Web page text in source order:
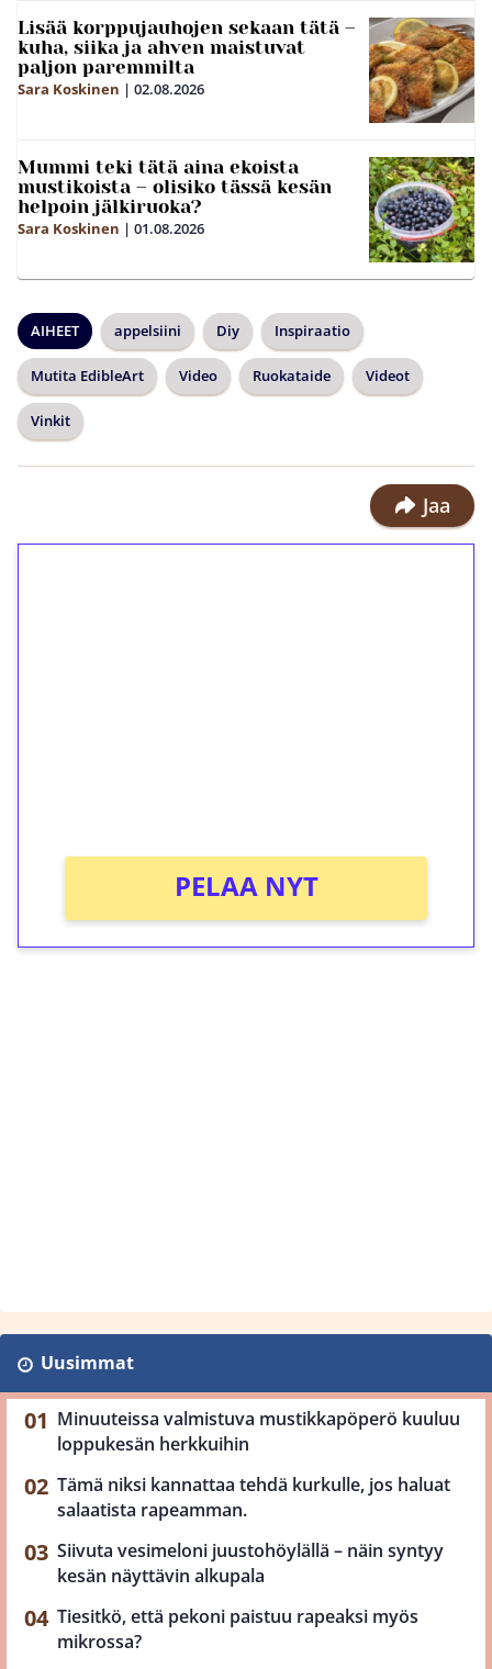
Lisää korppujauhojen sekaan tätä –
kuha, siika ja ahven maistuvat
paljon paremmilta
Sara Koskinen | 02.08.2026
Mummi teki tätä aina ekoista
mustikoista – olisiko tässä kesän
helpoin jälkiruoka?
Sara Koskinen | 01.08.2026
AIHEET appelsiini Diy Inspiraatio
Mutita EdibleArt Video Ruokataide Videot
Vinkit
Jaa
PELAA NYT
Uusimmat
Minuuteissa valmistuva mustikkapöperö kuuluu
loppukesän herkkuihin
Tämä niksi kannattaa tehdä kurkulle, jos haluat
salaatista rapeamman.
Siivuta vesimeloni juustohöylällä – näin syntyy
kesän näyttävin alkupala
Tiesitkö, että pekoni paistuu rapeaksi myös
mikrossa?